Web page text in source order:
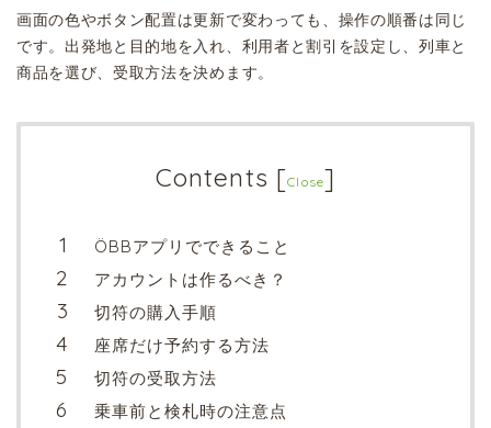
画面の色やボタン配置は更新で変わっても、操作の順番は同じ
です。出発地と目的地を入れ、利用者と割引を設定し、列車と
商品を選び、受取方法を決めます。
Contents [Close]
ÖBBアプリでできること
アカウントは作るべき？
切符の購入手順
座席だけ予約する方法
切符の受取方法
乗車前と検札時の注意点